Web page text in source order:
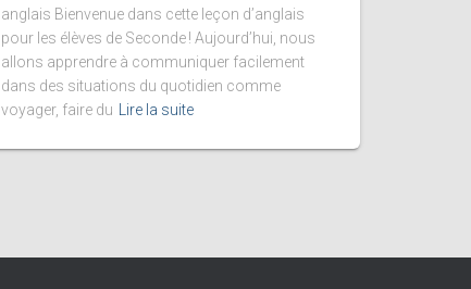
anglais Bienvenue dans cette leçon d’anglais
pour les élèves de Seconde ! Aujourd’hui, nous
allons apprendre à communiquer facilement
dans des situations du quotidien comme
voyager, faire du
Lire la suite